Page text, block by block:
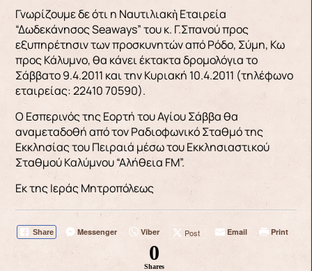
Γνωρίζουμε δε ότι η Ναυτιλιακὴ Εταιρεία
“Δωδεκάνησος Seaways” του κ. Γ.Σπανού προς
εξυπηρέτησιν των προσκυνητών από Ρόδο, Σύμη, Κω
προς Κάλυμνο, θα κάνει έκτακτα δρομολόγια το
Σάββατο 9.4.2011 και την Κυριακή 10.4.2011 (τηλέφωνο
εταιρείας: 22410 70590).
Ο Εσπερινός της Εορτή του Αγίου Σάββα θα
αναμεταδοθή από τον Ραδιοφωνικό Σταθμό της
Εκκλησίας του Πειραιά μέσω του Εκκλησιαστικού
Σταθμού Καλύμνου “Αλήθεια FM”.
Εκ της Ιεράς Μητροπόλεως
Share Messenger Viber Post Email Print
0
Shares